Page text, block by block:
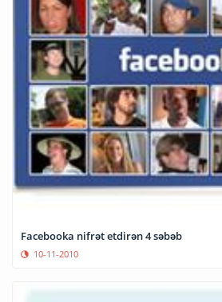
Facebooka nifrət etdirən 4 səbəb
10-11-2010